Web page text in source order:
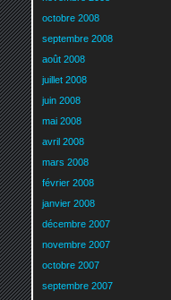
octobre 2008
septembre 2008
août 2008
juillet 2008
juin 2008
mai 2008
avril 2008
mars 2008
février 2008
janvier 2008
décembre 2007
novembre 2007
octobre 2007
septembre 2007